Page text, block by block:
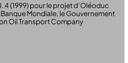
4 (1999) pour le projet d’Oléoduc
Mondiale, le Gouvernement
Oil Transport Company